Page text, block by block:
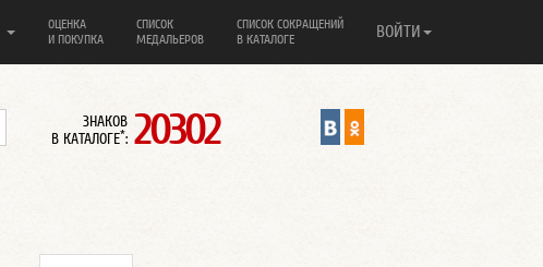
ОЦЕНКА
И ПОКУПКА
СПИСОК
МЕДАЛЬЕРОВ
СПИСОК СОКРАЩЕНИЙ
В КАТАЛОГЕ
ВОЙТИ
ЗНАКОВ
В КАТАЛОГЕ*: 20302